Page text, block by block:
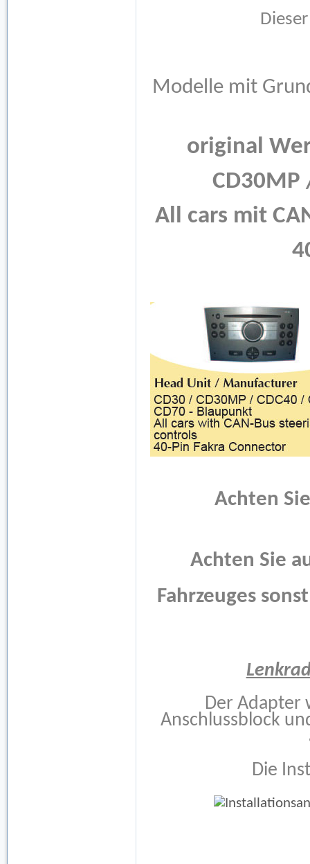
Modelle mit
original
CD30MP
All cars mit
Achten
Achten Sie
Fahrzeuges
Der Adapter
Anschlussblock
Die